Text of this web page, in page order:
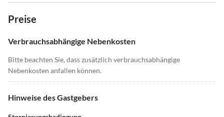
Preise
Verbrauchsabhängige Nebenkosten
Bitte beachten Sie, dass zusätzlich verbrauchsabhängige
Nebenkosten anfallen können.
Hinweise des Gastgebers